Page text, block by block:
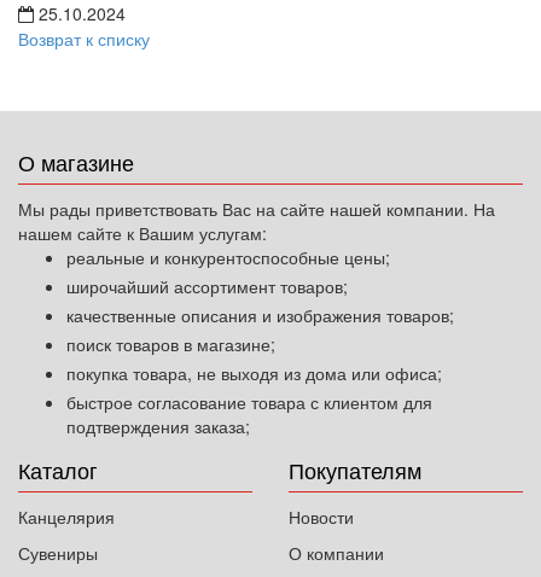
25.10.2024
Возврат к списку
О магазине
Мы рады приветствовать Вас на сайте нашей компании. На
нашем сайте к Вашим услугам:
реальные и конкурентоспособные цены;
широчайший ассортимент товаров;
качественные описания и изображения товаров;
поиск товаров в магазине;
покупка товара, не выходя из дома или офиса;
быстрое согласование товара с клиентом для
подтверждения заказа;
Каталог
Канцелярия
Сувениры
Покупателям
Новости
О компании